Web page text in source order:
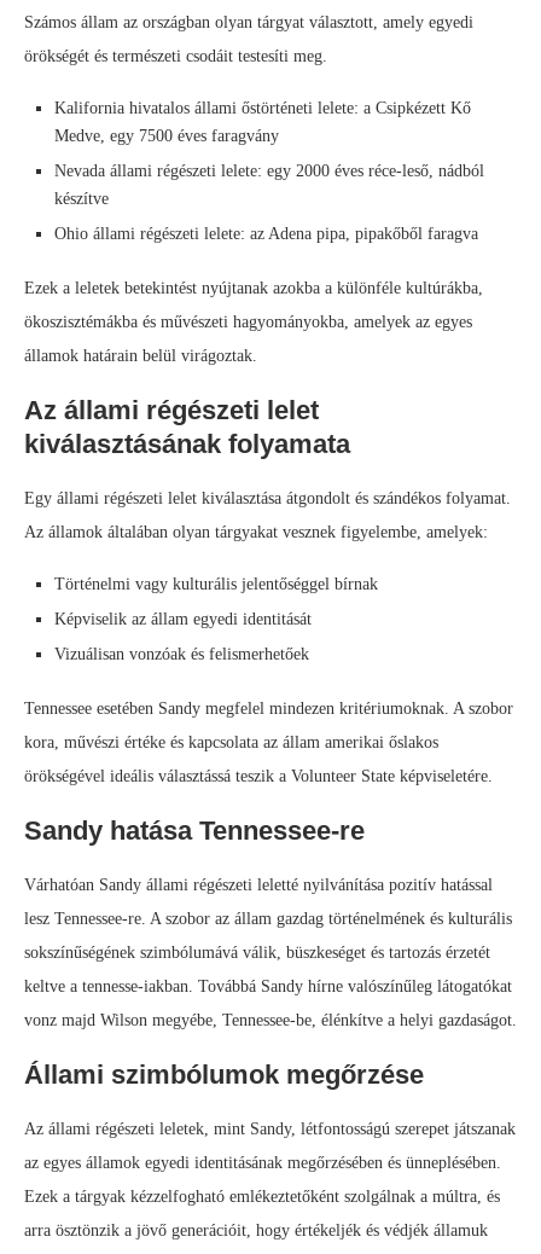
Számos állam az országban olyan tárgyat választott, amely egyedi
örökségét és természeti csodáit testesíti meg.
Kalifornia hivatalos állami őstörténeti lelete: a Csipkézett Kő
Medve, egy 7500 éves faragvány
Nevada állami régészeti lelete: egy 2000 éves réce-leső, nádból
készítve
Ohio állami régészeti lelete: az Adena pipa, pipakőből faragva
Ezek a leletek betekintést nyújtanak azokba a különféle kultúrákba,
ökoszisztémákba és művészeti hagyományokba, amelyek az egyes
államok határain belül virágoztak.
Az állami régészeti lelet
kiválasztásának folyamata
Egy állami régészeti lelet kiválasztása átgondolt és szándékos folyamat.
Az államok általában olyan tárgyakat vesznek figyelembe, amelyek:
Történelmi vagy kulturális jelentőséggel bírnak
Képviselik az állam egyedi identitását
Vizuálisan vonzóak és felismerhetőek
Tennessee esetében Sandy megfelel mindezen kritériumoknak. A szobor
kora, művészi értéke és kapcsolata az állam amerikai őslakos
örökségével ideális választássá teszik a Volunteer State képviseletére.
Sandy hatása Tennessee-re
Várhatóan Sandy állami régészeti leletté nyilvánítása pozitív hatással
lesz Tennessee-re. A szobor az állam gazdag történelmének és kulturális
sokszínűségének szimbólumává válik, büszkeséget és tartozás érzetét
keltve a tennesse-iakban. Továbbá Sandy hírne valószínűleg látogatókat
vonz majd Wilson megyébe, Tennessee-be, élénkítve a helyi gazdaságot.
Állami szimbólumok megőrzése
Az állami régészeti leletek, mint Sandy, létfontosságú szerepet játszanak
az egyes államok egyedi identitásának megőrzésében és ünneplésében.
Ezek a tárgyak kézzelfogható emlékeztetőként szolgálnak a múltra, és
arra ösztönzik a jövő generációit, hogy értékeljék és védjék államuk